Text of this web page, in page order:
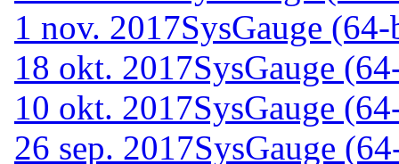
1 nov. 2017SysGauge
18 okt. 2017SysGauge
10 okt. 2017SysGauge
26 sep. 2017SysGauge